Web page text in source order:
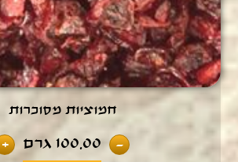
חמוציות מסוכרות
-
100.00 גרם +